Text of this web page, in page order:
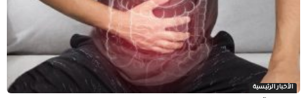
الأخبار الرئيسية